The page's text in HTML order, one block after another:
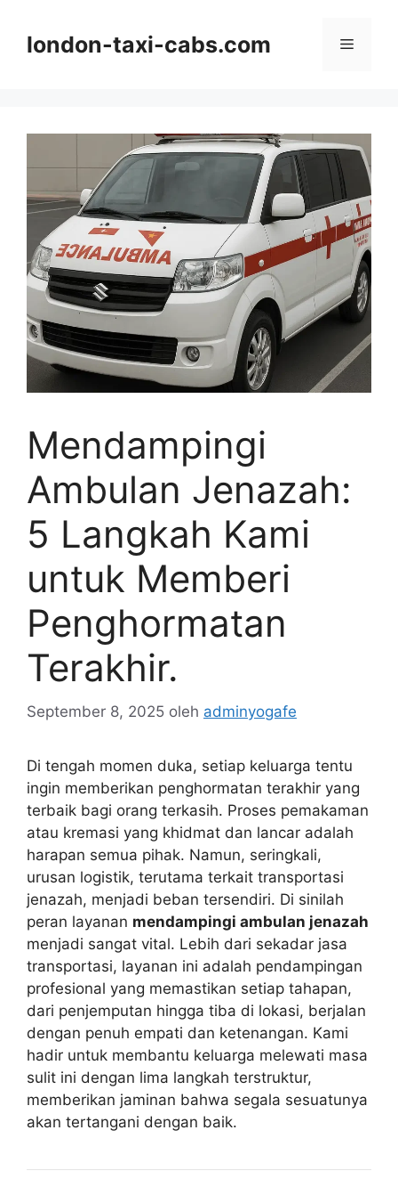
london-taxi-cabs.com Menu
Mendampingi
Ambulan Jenazah:
5 Langkah Kami
untuk Memberi
Penghormatan
Terakhir.
September 8, 2025 oleh adminyogafe
Di tengah momen duka, setiap keluarga tentu
ingin memberikan penghormatan terakhir yang
terbaik bagi orang terkasih. Proses pemakaman
atau kremasi yang khidmat dan lancar adalah
harapan semua pihak. Namun, seringkali,
urusan logistik, terutama terkait transportasi
jenazah, menjadi beban tersendiri. Di sinilah
peran layanan mendampingi ambulan jenazah
menjadi sangat vital. Lebih dari sekadar jasa
transportasi, layanan ini adalah pendampingan
profesional yang memastikan setiap tahapan,
dari penjemputan hingga tiba di lokasi, berjalan
dengan penuh empati dan ketenangan. Kami
hadir untuk membantu keluarga melewati masa
sulit ini dengan lima langkah terstruktur,
memberikan jaminan bahwa segala sesuatunya
akan tertangani dengan baik.